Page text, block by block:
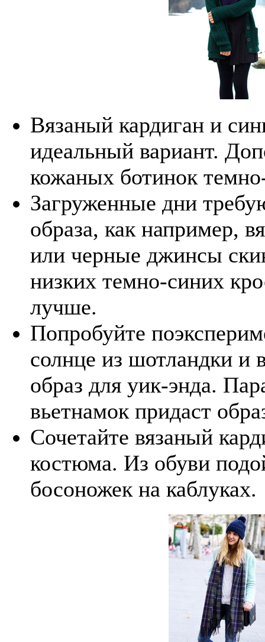
Вязаный кардиган и
идеальный вариант.
кожаных ботинок
Загруженные дни
образа, как например,
или черные джинсы
низких темно-синих
лучше.
Попробуйте
солнце из шотландки и
образ для уик-энда.
вьетнамок придаст
Сочетайте вязаный
костюма. Из обуви
босоножек на каблуках.